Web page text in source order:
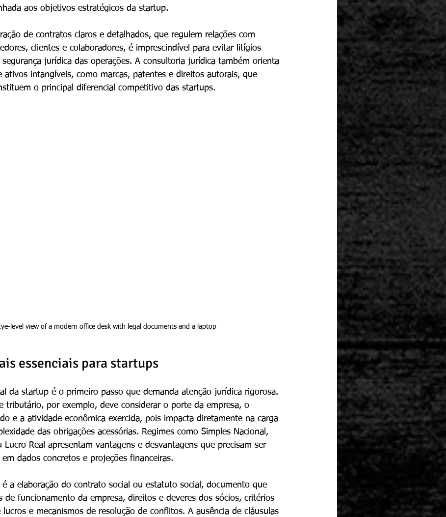
aos objetivos estratégicos da startup.
de contratos claros e detalhados, que regulem relações com
clientes e colaboradores, é imprescindível para evitar litígios
jurídica das operações. A consultoria jurídica também orienta
ativos intangíveis, como marcas, patentes e direitos autorais, que
o principal diferencial competitivo das startups.
level view of a modern office desk with legal documents and a laptop
essenciais para startups
da startup é o primeiro passo que demanda atenção jurídica rigorosa.
tributário, por exemplo, deve considerar o porte da empresa, o
e a atividade econômica exercida, pois impacta diretamente na carga
das obrigações acessórias. Regimes como Simples Nacional,
Lucro Real apresentam vantagens e desvantagens que precisam ser
dados concretos e projeções financeiras.
a elaboração do contrato social ou estatuto social, documento que
de funcionamento da empresa, direitos e deveres dos sócios, critérios
e mecanismos de resolução de conflitos. A ausência de cláusulas